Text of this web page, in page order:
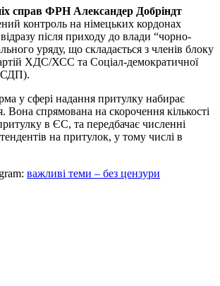
справ ФРН Александер Добріндт
контроль на німецьких кордонах
після приходу до влади “чорно-
уряду, що складається з членів блоку
ХДС/ХСС та Соціал-демократичної
у сфері надання притулку набирає
Вона спрямована на скорочення кількості
в ЄС, та передбачає численні
на притулок, у тому числі в
важливі теми – без цензури